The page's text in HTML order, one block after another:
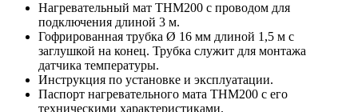
Нагревательный мат THM200 с проводом для
подключения длиной 3 м.
Гофрированная трубка Ø 16 мм длиной 1,5 м с
заглушкой на конец. Трубка служит для монтажа
датчика температуры.
Инструкция по установке и эксплуатации.
Паспорт нагревательного мата THM200 c его
техническими характеристиками.